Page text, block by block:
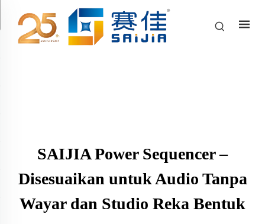
SAIJIA Power Sequencer –
Disesuaikan untuk Audio Tanpa
Wayar dan Studio Reka Bentuk